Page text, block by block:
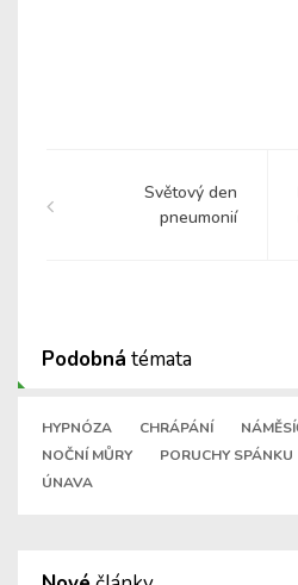
Světový den
pneumonií
Podobná témata
HYPNÓZA CHRÁPÁNÍ
NOČNÍ MŮRY
PORUCHY SPÁNKU
ÚNAVA